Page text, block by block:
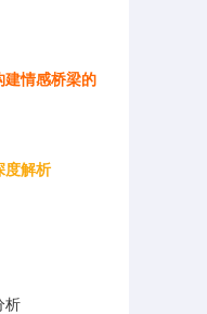
建情感桥梁的
度解析
析